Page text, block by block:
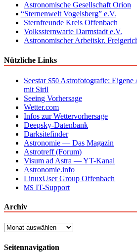
Astronomische Gesellschaft Orion
“Sternenwelt Vogelsberg” e.V.
Sternfreunde Kreis Offenbach
Volkssternwarte Darmstadt e.V.
Astronomischer Arbeitskr.
Nützliche Links
Seestar S50 Astrofotografie: Eigene
mit Siril
Seeing Vorhersage
Wetter.com
Infos zur Wettervorhersage
Deepsky-Datenbank
Darksitefinder
Astronomie — Das Magazin
Astrotreff (Forum)
Visum ad Astra — YT-Kanal
Astronomie.info
LinuxUser Group Offenbach
MS IT-Support
Archiv
Archiv
Seitennavigation